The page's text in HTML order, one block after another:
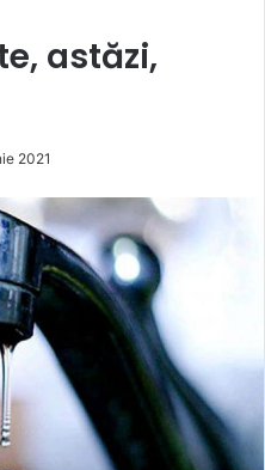
astăzi,
2021